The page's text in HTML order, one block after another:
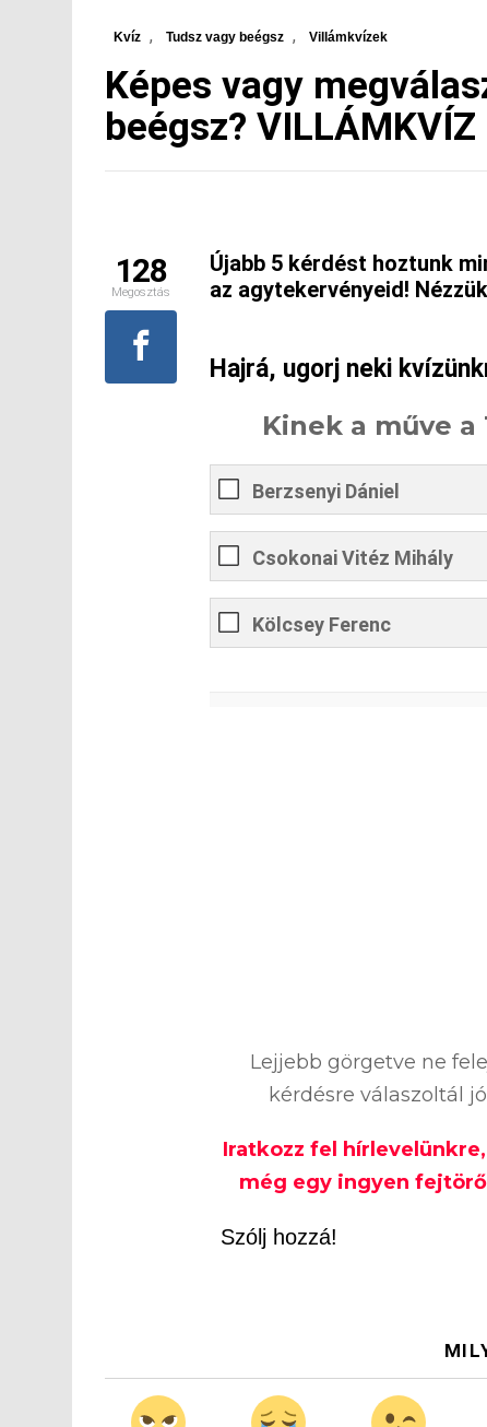
Kvíz , Tudsz vagy beégsz , Villámkvízek
Képes vagy
beégsz? VILLÁMKVÍZ
Újabb 5 kérdést hoztunk
az agytekervényeid!
Hajrá, ugorj neki
Kinek a műve
Berzsenyi Dániel
Csokonai Vitéz Mihály
Kölcsey Ferenc
Lejjebb görgetve ne
kérdésre válaszoltál
Iratkozz fel
még egy ingyen fejtörő
Szólj hozzá!
128
Megosztás